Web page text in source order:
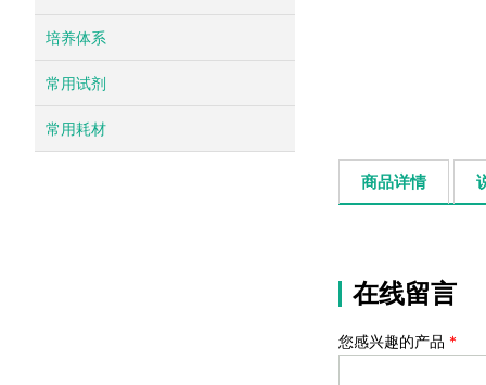
培养体系
常用试剂
常用耗材
商品详情
在线留言
您感兴趣的产品 *